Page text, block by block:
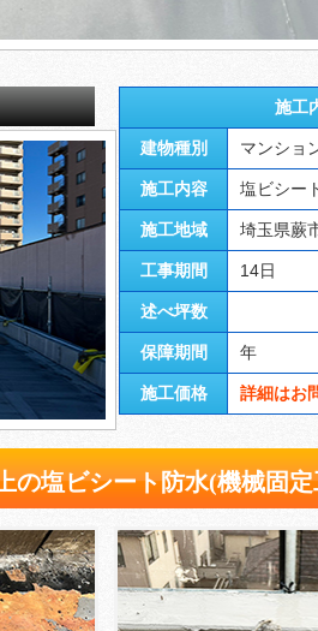
施工
建物種別 マンショ
施工内容 塩ビシー
施工地域 埼玉県蕨
工事期間 14日
述べ坪数
保障期間 年
施工価格 詳細はお
の塩ビシート防水(機械固